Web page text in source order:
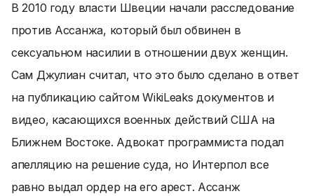
В 2010 году власти Швеции начали расследование
против Ассанжа, который был обвинен в
сексуальном насилии в отношении двух женщин.
Сам Джулиан считал, что это было сделано в ответ
на публикацию сайтом WikiLeaks документов и
видео, касающихся военных действий США на
Ближнем Востоке. Адвокат программиста подал
апелляцию на решение суда, но Интерпол все
равно выдал ордер на его арест. Ассанж